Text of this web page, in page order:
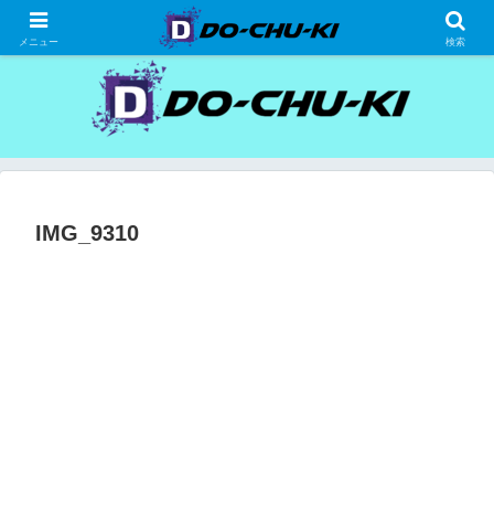
高級ホテルの格安宿泊研究、宿泊記
IMG_9310
メニュー 検索